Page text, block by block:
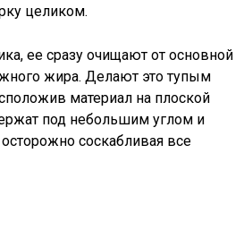
целиком.
ее сразу очищают от основной
жира. Делают это тупым
материал на плоской
под небольшим углом и
соскабливая все